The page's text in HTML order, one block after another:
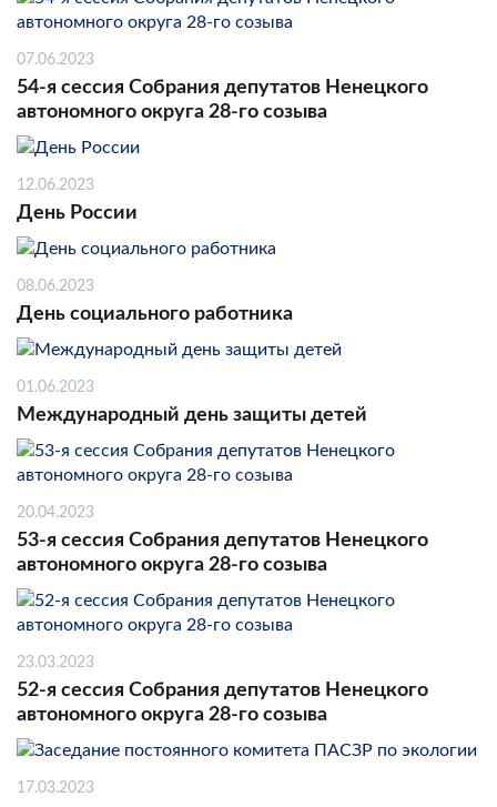
07.06.2023
54-я сессия Собрания депутатов Ненецкого
автономного округа 28-го созыва
12.06.2023
День России
08.06.2023
День социального работника
01.06.2023
Международный день защиты детей
20.04.2023
53-я сессия Собрания депутатов Ненецкого
автономного округа 28-го созыва
23.03.2023
52-я сессия Собрания депутатов Ненецкого
автономного округа 28-го созыва
17.03.2023